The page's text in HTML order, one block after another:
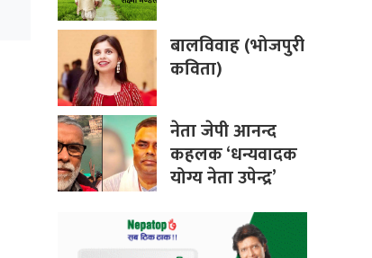
बालविवाह (भोजपुरी
कविता)
नेता जेपी आनन्द
कहलक ‘धन्यवादक
योग्य नेता उपेन्द्र’